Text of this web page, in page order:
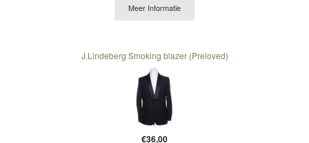
Meer Informatie
J.Lindeberg Smoking blazer (Preloved)
€36,00